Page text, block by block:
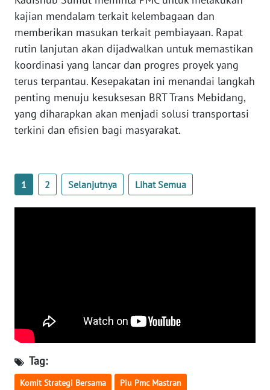
kajian mendalam terkait kelembagaan dan
memberikan masukan terkait pembiayaan. Rapat
rutin lanjutan akan dijadwalkan untuk memastikan
koordinasi yang lancar dan progres proyek yang
terus terpantau. Kesepakatan ini menandai langkah
penting menuju kesuksesan BRT Trans Mebidang,
yang diharapkan akan menjadi solusi transportasi
terkini dan efisien bagi masyarakat.
1 2 Selanjutnya Lihat Semua
Tag:
Komit Strategi Bersama Piu Pmc Mastran
WN
KALSEL
WN
KALTIM
WN
SULSEL
GORONTALO
MALUT
WN
DAIRI